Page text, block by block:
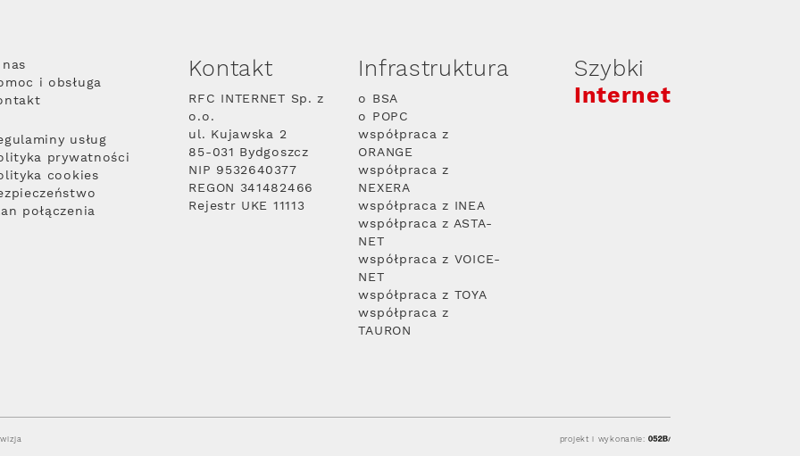
i obsługa
usług
prywatności
cookies
połączenia
Kontakt
RFC INTERNET Sp. z
o.o.
ul. Kujawska 2
85-031 Bydgoszcz
NIP 9532640377
REGON 341482466
Rejestr UKE 11113
Infrastruktura
o BSA
o POPC
współpraca z
ORANGE
współpraca z
NEXERA
współpraca z INEA
współpraca z ASTA-
NET
współpraca z VOICE-
NET
współpraca z TOYA
współpraca z
TAURON
Szybki
Internet
projekt i wykonanie: